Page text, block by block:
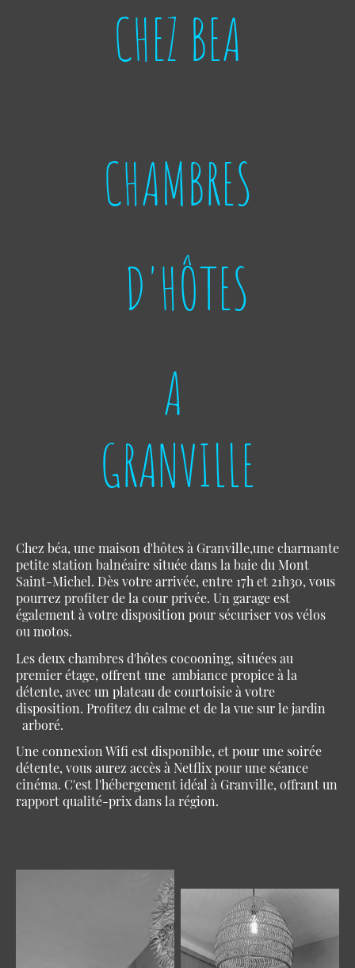
CHEZ BEA
CHAMBRES
D'HÔTES
A
GRANVILLE
Chez béa, une maison d'hôtes à Granville,une charmante
petite station balnéaire située dans la baie du Mont
Saint-Michel. Dès votre arrivée, entre 17h et 21h30, vous
pourrez profiter de la cour privée. Un garage est
également à votre disposition pour sécuriser vos vélos
ou motos.
Les deux chambres d'hôtes cocooning, situées au
premier étage, offrent une ambiance propice à la
détente, avec un plateau de courtoisie à votre
disposition. Profitez du calme et de la vue sur le jardin
arboré.
Une connexion Wifi est disponible, et pour une soirée
détente, vous aurez accès à Netflix pour une séance
cinéma. C'est l'hébergement idéal à Granville, offrant un
rapport qualité-prix dans la région.